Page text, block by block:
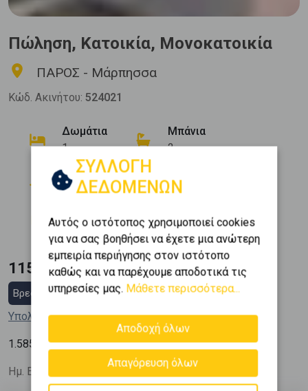
Πώληση, Κατοικία, Μονοκατοικία
ΠΑΡΟΣ - Μάρπησσα
Κώδ. Ακινήτου: 524021
Δωμάτια
1
Μπάνια
2
Όροφος
0 (Ισόγειο)
73 m
1988
115.700 €
Βρες στεγαστικό δάνειο
Υπολόγισε τη δόση μου
1.585 € / m2
Ημ. Ενημέρωσης: 04/08/26
ΣΥΛΛΟΓΗ
ΔΕΔΟΜΕΝΩΝ
Αυτός ο ιστότοπος χρησιμοποιεί cookies
για να σας βοηθήσει να έχετε μια ανώτερη
εμπειρία περιήγησης στον ιστότοπο
καθώς και να παρέχουμε αποδοτικά τις
υπηρεσίες μας. Μάθετε περισσότερα...
Αποδοχή όλων
Απαγόρευση όλων